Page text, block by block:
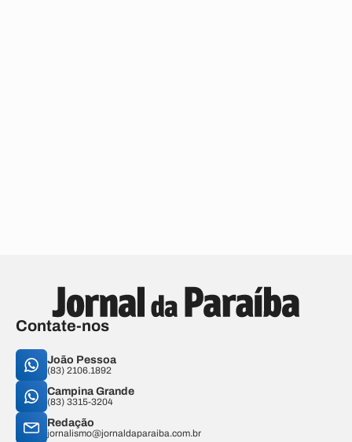
Contate-nos
João Pessoa
(83) 2106.1892
Campina Grande
(83) 3315-3204
Redação
jornalismo@jornaldaparaiba.com.br